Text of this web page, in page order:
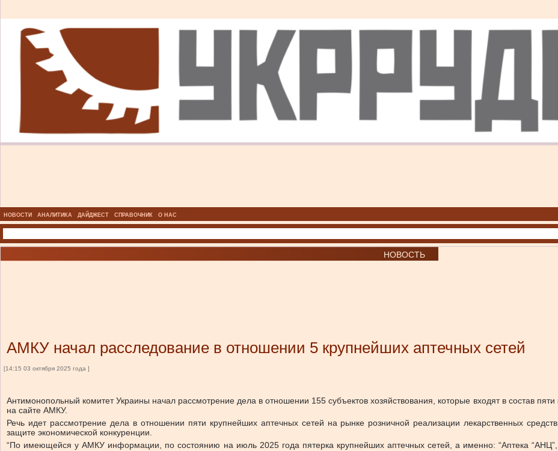
НОВОСТИ АНАЛИТИКА ДАЙДЖЕСТ СПРАВОЧНИК О НАС
НОВОСТЬ
АМКУ начал расследование в отношении 5 крупнейших аптечных сетей
[14:15 03 октября 2025 года ]
Антимонопольный комитет Украины начал рассмотрение дела в отношении 155 субъектов хозяйствования, которые входят в состав пяти
на сайте АМКУ.
Речь идет рассмотрение дела в отношении пяти крупнейших аптечных сетей на рынке розничной реализации лекарственных
защите экономической конкуренции.
“По имеющейся у АМКУ информации, по состоянию на июль 2025 года пятерка крупнейших аптечных сетей, а именно: “Аптека